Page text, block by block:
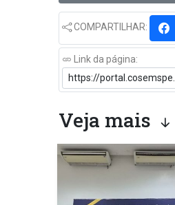
COMPARTILHAR:
Link da página:
Veja mais